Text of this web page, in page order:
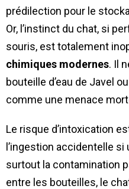
prédilection pour le
Or, l’instinct du chat, si
souris, est totalement
chimiques modernes. Il
bouteille d’eau de Javel
comme une menace
Le risque d’intoxication
l’ingestion accidentelle si
surtout la contamination
entre les bouteilles, le